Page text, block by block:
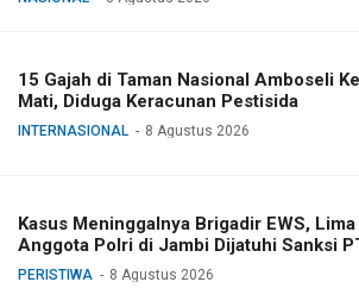
15 Gajah di Taman Nasional Amboseli
Mati, Diduga Keracunan Pestisida
INTERNASIONAL 8 Agustus 2026
Kasus Meninggalnya Brigadir EWS, Lima
Anggota Polri di Jambi Dijatuhi Sanksi
PERISTIWA 8 Agustus 2026